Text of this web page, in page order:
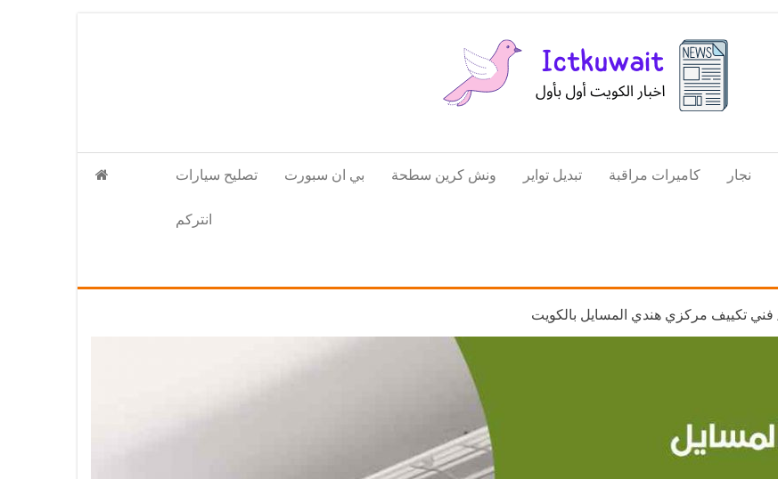
الكويت
تكنولوجيا
المعلومات
تصليح سيارات بي ان سبورت ونش كرين سطحة تبديل تواير كاميرات مراقبة نجار
انتركم